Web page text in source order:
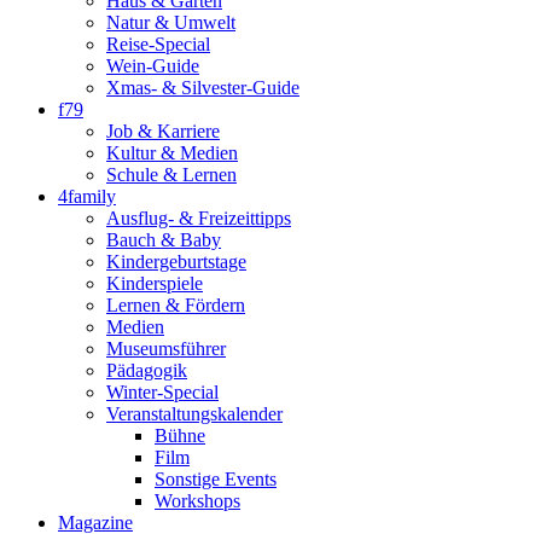
Natur & Umwelt
Reise-Special
Wein-Guide
Xmas- & Silvester-Guide
f79
Job & Karriere
Kultur & Medien
Schule & Lernen
4family
Ausflug- & Freizeittipps
Bauch & Baby
Kindergeburtstage
Kinderspiele
Lernen & Fördern
Medien
Museumsführer
Pädagogik
Winter-Special
Veranstaltungskalender
Bühne
Film
Sonstige Events
Workshops
Magazine